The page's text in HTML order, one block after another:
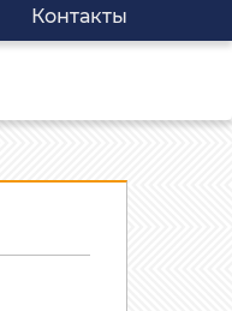
Контакты